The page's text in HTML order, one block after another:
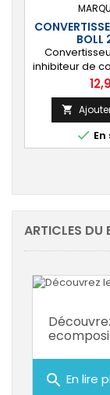
BOLL
inhibiteur de
protecteur
Prix


ARTICLES DU
search En lire